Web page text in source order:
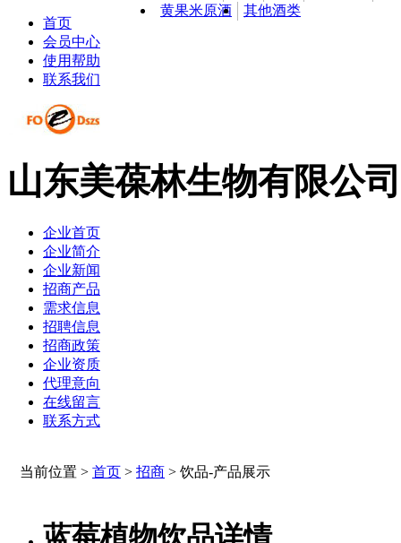
首页
会员中心
使用帮助
联系我们
山东美葆林生物有限公司
企业首页
企业简介
企业新闻
招商产品
需求信息
招聘信息
招商政策
企业资质
代理意向
在线留言
联系方式
当前位置 > 首页 > 招商 > 饮品-产品展示
黄果米原酒 其他酒类